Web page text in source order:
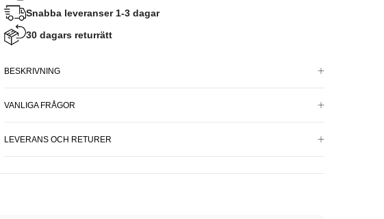
Snabba leveranser 1-3 dagar
30 dagars returrätt
BESKRIVNING
VANLIGA FRÅGOR
LEVERANS OCH RETURER